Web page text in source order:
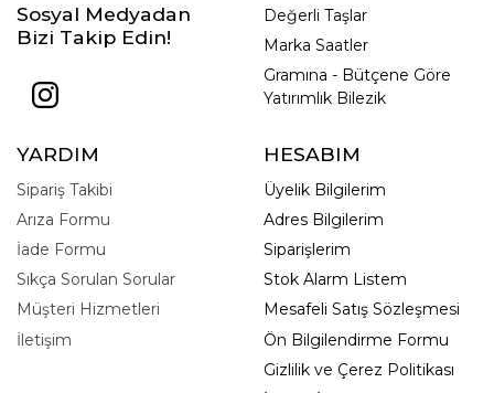
Sosyal Medyadan
Bizi Takip Edin!
Değerli Taşlar
Marka Saatler
Gramına - Bütçene Göre
Yatırımlık Bilezik
YARDIM
Sipariş Takibi
Arıza Formu
İade Formu
Sıkça Sorulan Sorular
Müşteri Hizmetleri
İletişim
HESABIM
Üyelik Bilgilerim
Adres Bilgilerim
Siparişlerim
Stok Alarm Listem
Mesafeli Satış Sözleşmesi
Ön Bilgilendirme Formu
Gizlilik ve Çerez Politikası